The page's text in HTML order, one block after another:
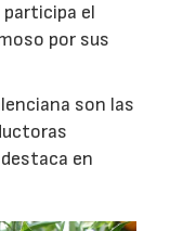
el
por sus
son las
en